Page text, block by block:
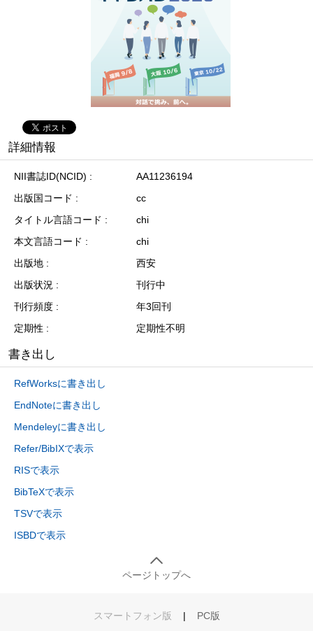
詳細情報
NII書誌ID(NCID)
AA11236194
出版国コード
cc
タイトル言語コード
chi
本文言語コード
chi
出版地
西安
出版状況
刊行中
刊行頻度
年3回刊
定期性
定期性不明
書き出し
RefWorksに書き出し
EndNoteに書き出し
Mendeleyに書き出し
Refer/BibIXで表示
RISで表示
BibTeXで表示
TSVで表示
ISBDで表示
ページトップへ
スマートフォン版 | PC版